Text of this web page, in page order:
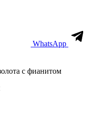
WhatsApp
с фианитом